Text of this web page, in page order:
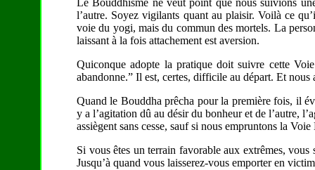
Le Bouddhisme ne veut point que nous suivions
l’autre. Soyez vigilants quant au plaisir. Voilà ce
voie du yogi, mais du commun des mortels. La
laissant à la fois attachement est aversion.
Quiconque adopte la pratique doit suivre cette
abandonne.” Il est, certes, difficile au départ. Et nous
Quand le Bouddha prêcha pour la première fois, il
y a l’agitation dû au désir du bonheur et de l’autre,
assiègent sans cesse, sauf si nous empruntons la
Si vous êtes un terrain favorable aux extrêmes,
Jusqu’à quand vous laisserez-vous emporter en